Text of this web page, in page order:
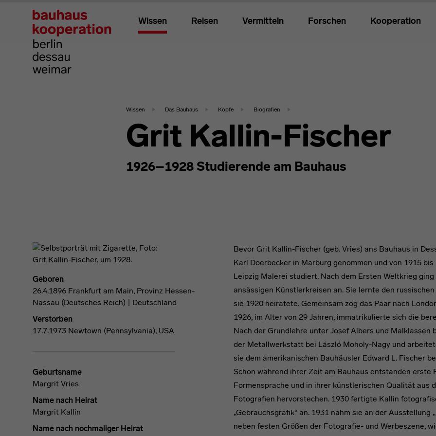
Wissen Reisen Vermitteln Forschen Kooperation
Wissen Das Bauhaus Köpfe Biografien
Grit Kallin-Fischer
1926–1928 Studierende am Bauhaus
Geboren
26.4.1896 Frankfurt am Main, Provinz Hessen-
Nassau (Deutsches Reich) | Deutschland
Verstorben
17.7.1973 Newtown (Pennsylvania), USA
Geburtsname
Margrit Vries
Name nach Heirat
Margrit Kallin
Name nach nochmaliger Heirat
Bevor Grit Kallin-Fischer (geb. Vries) ans Bauhaus in
Karl Doerbecker in Marburg genommen und von 1915
Leipzig Malerei studiert. Nach dem Ersten Weltkrieg
ansässigen Künstlerkreisen an. Sie lernte den
sie 1920 heiratete. Gemeinsam zog das Paar nach
1926, im Alter von 29 Jahren, immatrikulierte sich die
Nach der Grundlehre unter Josef Albers und
der Metallwerkstatt bei László Moholy-Nagy und
sie dem amerikanischen Bauhäusler Edward L. Fischer
Schon während ihrer Zeit am Bauhaus entstanden
Formensprache und in ihrer künstlerischen Qualität aus
Fotografien hervorstechen. 1930 fertigte Kallin
„Gebrauchsgrafik“ an. 1931 nahm sie an der
neben festen Größen der Fotografie- und Werbeszene,